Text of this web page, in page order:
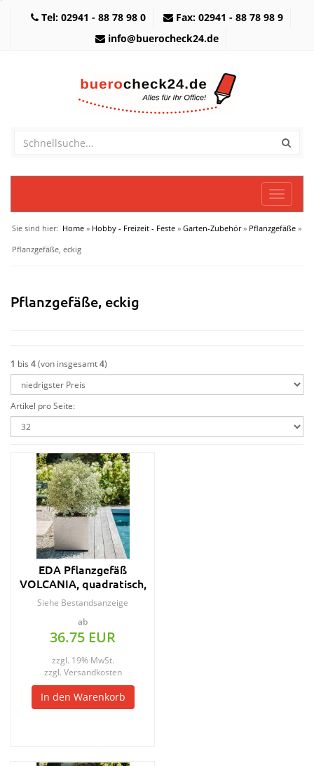
Tel: 02941 - 88 78 98 0
Fax: 02941 - 88 78 98 9
info@buerocheck24.de
Toggle
Sie sind hier: Home » Hobby - Freizeit - Feste » Garten-Zubehör» Pflanzgefäße »
Pflanzgefäße, eckig
Pflanzgefäße, eckig
1 bis 4(von insgesamt4)
Artikel pro Seite:
EDA Pflanzgefäß
VOLCANIA, quadratisch,
395 mm, beige
Siehe Bestandsanzeige
ab
36.75 EUR
zzgl. 19% MwSt.
zzgl. Versandkosten
In den Warenkorb